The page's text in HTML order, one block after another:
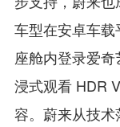
车型在安卓车
座舱内登录爱
浸式观看 HDR
容。蔚来从技